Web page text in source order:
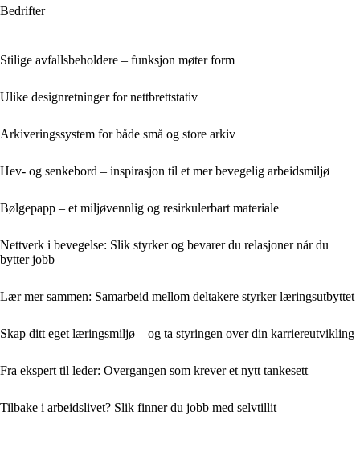
Bedrifter
Stilige avfallsbeholdere – funksjon møter form
Ulike designretninger for nettbrettstativ
Arkiveringssystem for både små og store arkiv
Hev- og senkebord – inspirasjon til et mer bevegelig arbeidsmiljø
Bølgepapp – et miljøvennlig og resirkulerbart materiale
Nettverk i bevegelse: Slik styrker og bevarer du relasjoner når du
bytter jobb
Lær mer sammen: Samarbeid mellom deltakere styrker læringsutbyttet
Skap ditt eget læringsmiljø – og ta styringen over din karriereutvikling
Fra ekspert til leder: Overgangen som krever et nytt tankesett
Tilbake i arbeidslivet? Slik finner du jobb med selvtillit